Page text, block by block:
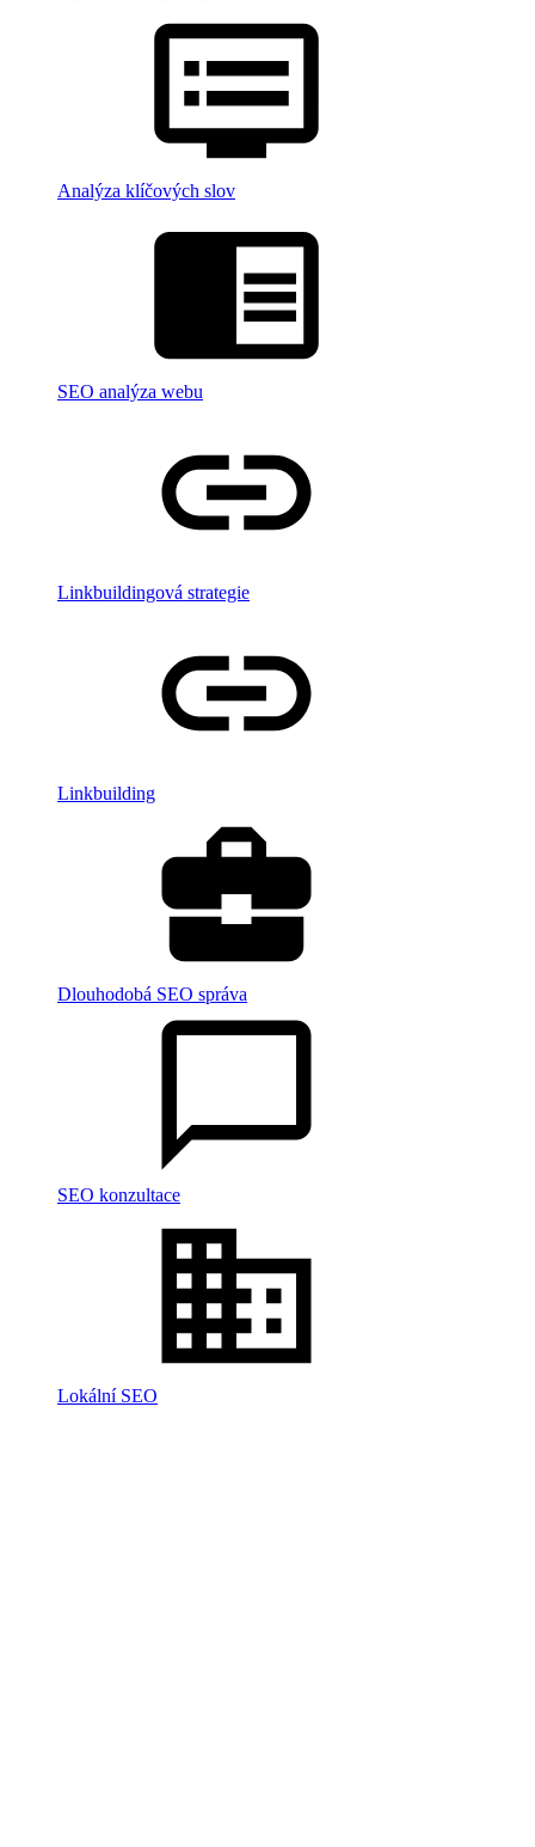
Analýza klíčových slov
SEO analýza webu
Linkbuildingová strategie
Linkbuilding
Dlouhodobá SEO správa
SEO konzultace
Lokální SEO